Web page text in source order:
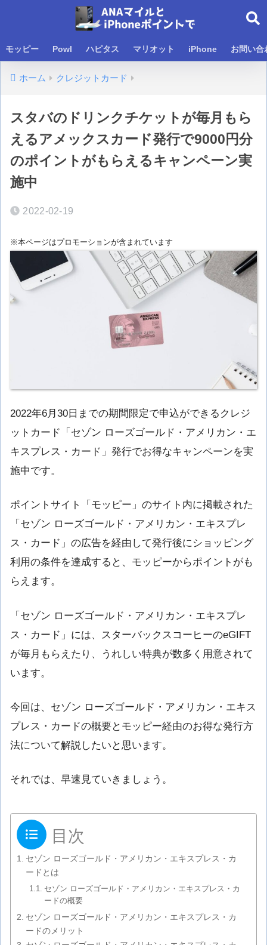
モッピー Powl ハピタス マリオット iPhone お問い合
ホーム クレジットカード
スタバのドリンクチケットが毎月もら
えるアメックスカード発行で9000円分
のポイントがもらえるキャンペーン実
施中
2022-02-19
※本ページはプロモーションが含まれています
2022年6月30日までの期間限定で申込ができるクレジ
ットカード「セゾン ローズゴールド・アメリカン・エ
キスプレス・カード」発行でお得なキャンペーンを実
施中です。
ポイントサイト「モッピー」のサイト内に掲載された
「セゾン ローズゴールド・アメリカン・エキスプレ
ス・カード」の広告を経由して発行後にショッピング
利用の条件を達成すると、モッピーからポイントがも
らえます。
「セゾン ローズゴールド・アメリカン・エキスプレ
ス・カード」には、スターバックスコーヒーのeGIFT
が毎月もらえたり、うれしい特典が数多く用意されて
います。
今回は、セゾン ローズゴールド・アメリカン・エキス
プレス・カードの概要とモッピー経由のお得な発行方
法について解説したいと思います。
それでは、早速見ていきましょう。
目次
セゾン ローズゴールド・アメリカン・エキスプレス・カ
ードとは
セゾン ローズゴールド・アメリカン・エキスプレス・カ
ードの概要
セゾン ローズゴールド・アメリカン・エキスプレス・カ
ードのメリット